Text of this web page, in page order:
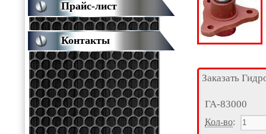
Заказать
ГА-83000
Кол-во:
Прайс-лист
Контакты